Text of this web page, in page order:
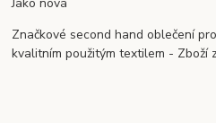
Značkové second hand oblečení
kvalitním použitým textilem - Zboží